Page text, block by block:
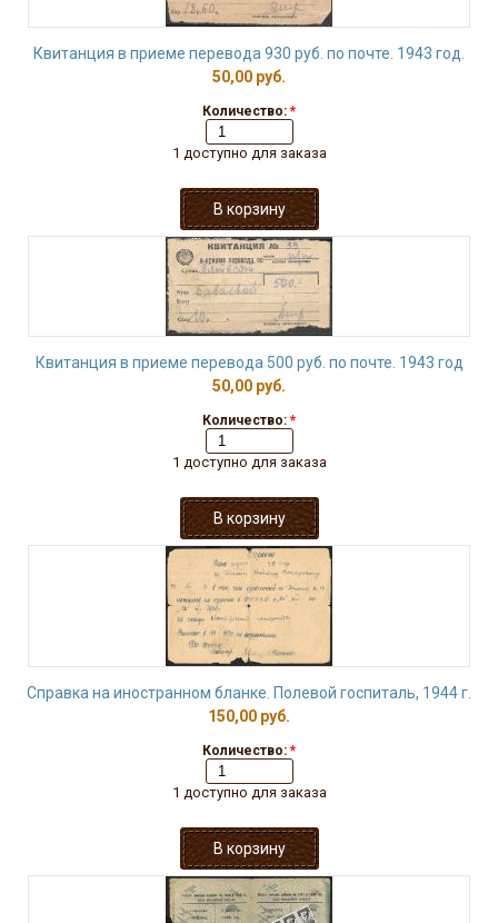
Квитанция в приеме перевода 930 руб. по почте. 1943 год.
50,00 руб.
Количество: *
1 доступно для заказа
Квитанция в приеме перевода 500 руб. по почте. 1943 год
50,00 руб.
Количество: *
1 доступно для заказа
Справка на иностранном бланке. Полевой госпиталь, 1944 г.
150,00 руб.
Количество: *
1 доступно для заказа